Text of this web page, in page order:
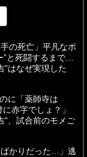
の死亡」平凡なボ
”と死闘するまで…
”はなぜ実現した
に「薬師寺は
赤字でしょ？」
”、試合前のモメご
ばかりだった…」逃